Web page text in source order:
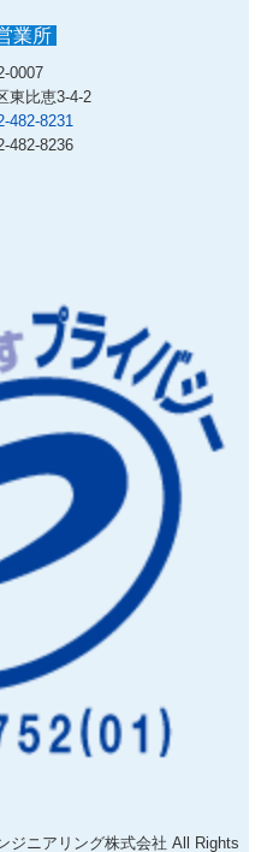
業所
0007
東比恵3-4-2
482-8231
482-8236
ジニアリング株式会社 All Rights